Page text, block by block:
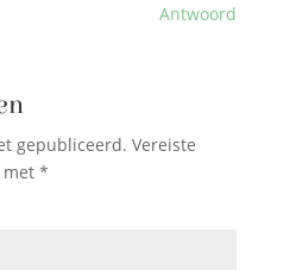
Antwoord
gepubliceerd. Vereiste
met *